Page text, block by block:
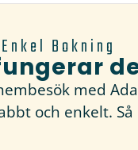
Bokning
med
och enkelt.